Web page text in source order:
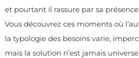
et pourtant il rassure par sa
Vous découvrez ces moments où
la typologie des besoins varie,
mais la solution n’est jamais